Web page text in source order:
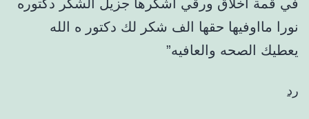
في قمة أخلاق ورقي أشكرها جزيل الشكر دكتوره
نورا مااوفيها حقها الف شكر لك دكتور ه الله
يعطيك الصحه والعافيه”
رد